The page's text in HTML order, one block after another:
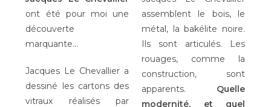
ont été pour moi une
découverte
marquante…
Jacques Le Chevallier a
dessiné les cartons des
vitraux réalisés par
assemblent le bois, le
métal, la bakélite noire.
Ils sont articulés. Les
rouages, comme la
construction, sont
apparents. Quelle
modernité, et quel